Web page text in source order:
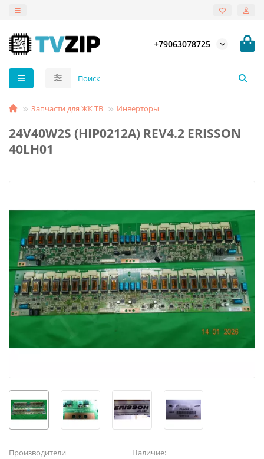
+79063078725
Запчасти для ЖК ТВ Инверторы
24V40W2S (HIP0212A) REV4.2 ERISSON
40LH01
Производители Наличие: